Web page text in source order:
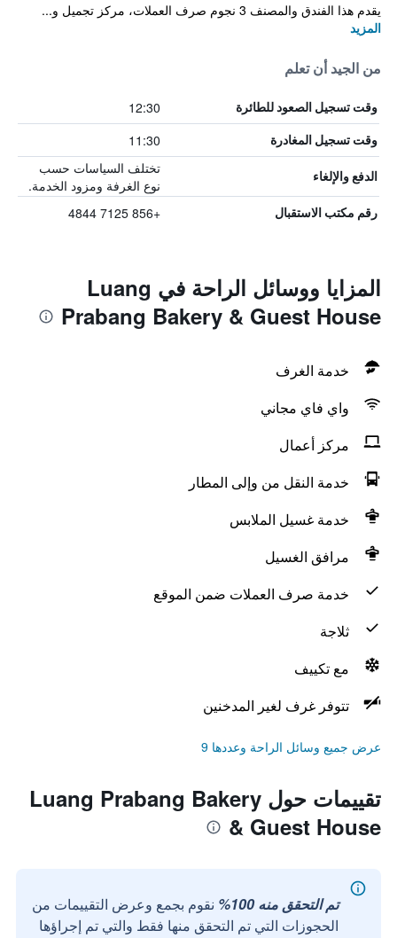
يقدم هذا الفندق والمصنف 3 نجوم صرف العملات، مركز تجميل و...
المزيد
من الجيد أن تعلم
وقت تسجيل الصعود للطائرة 12:30
وقت تسجيل المغادرة 11:30
الدفع والإلغاء
تختلف السياسات حسب
نوع الغرفة ومزود الخدمة.
رقم مكتب الاستقبال +856 7125 4844
المزايا ووسائل الراحة في Luang
Prabang Bakery & Guest House
خدمة الغرف
واي فاي مجاني
مركز أعمال
خدمة النقل من وإلى المطار
خدمة غسيل الملابس
مرافق الغسيل
خدمة صرف العملات ضمن الموقع
ثلاجة
مع تكييف
تتوفر غرف لغير المدخنين
عرض جميع وسائل الراحة وعددها 9
تقييمات حول Luang Prabang Bakery
& Guest House
تم التحقق منه 100%
نقوم بجمع وعرض التقييمات من
الحجوزات التي تم التحقق منها فقط والتي تم إجراؤها